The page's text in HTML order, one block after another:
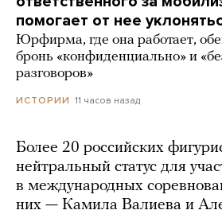
помогает от нее
Юрфирма, где она работает,
бронь «конфиденциально» и
разговоров»
ИСТОРИИ 11 часов назад
Более 20 российских
нейтральный статус для
в международных
них — Камила Валиева и